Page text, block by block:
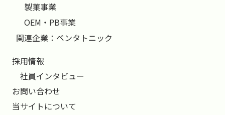
製菓事業
OEM・PB事業
関連企業：ペンタトニック
採用情報
社員インタビュー
お問い合わせ
当サイトについて